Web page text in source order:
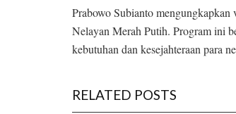
Prabowo Subianto
Nelayan Merah Putih. Program ini
kebutuhan dan kesejahteraan para
RELATED POSTS